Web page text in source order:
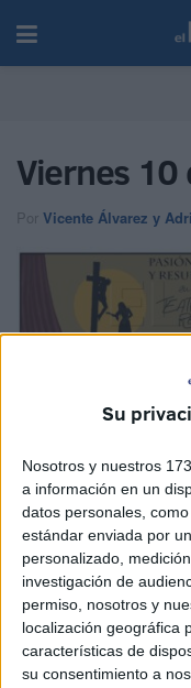
Su
Nosotros y nuestros
a información en un
datos personales,
estándar enviada por
personalizado,
investigación de
permiso, nosotros y
localización geográfica
características de
su consentimiento a
Viernes 10
Por Vicente Álvarez y
RelatedPosts
La
Juan
HACE 23
Alerta